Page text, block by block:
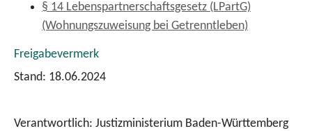
§ 14 Lebenspartnerschaftsgesetz (LPartG)
(Wohnungszuweisung bei Getrenntleben)
Freigabevermerk
Stand: 18.06.2024
Verantwortlich: Justizministerium Baden-Württemberg